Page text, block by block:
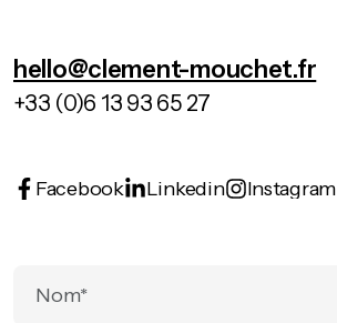
hello@clement-mouchet.fr
+33 (0)6 13 93 65 27
Facebook Linkedin Instagram